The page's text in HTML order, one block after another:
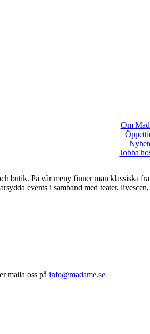
Om
Jobba
butik. På vår meny finner man klassiska
events i samband med teater,
maila oss påinfo@madame.se